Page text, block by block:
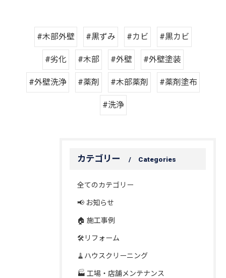
#木部外壁 #黒ずみ #カビ #黒カビ
#劣化 #木部 #外壁 #外壁塗装
#外壁洗浄 #薬剤 #木部薬剤 #薬剤塗布
#洗浄
カテゴリー Categories
全てのカテゴリー
📢 お知らせ
🏠 施工事例
🛠️リフォーム
🧹ハウスクリーニング
🏭 工場・店舗メンテナンス